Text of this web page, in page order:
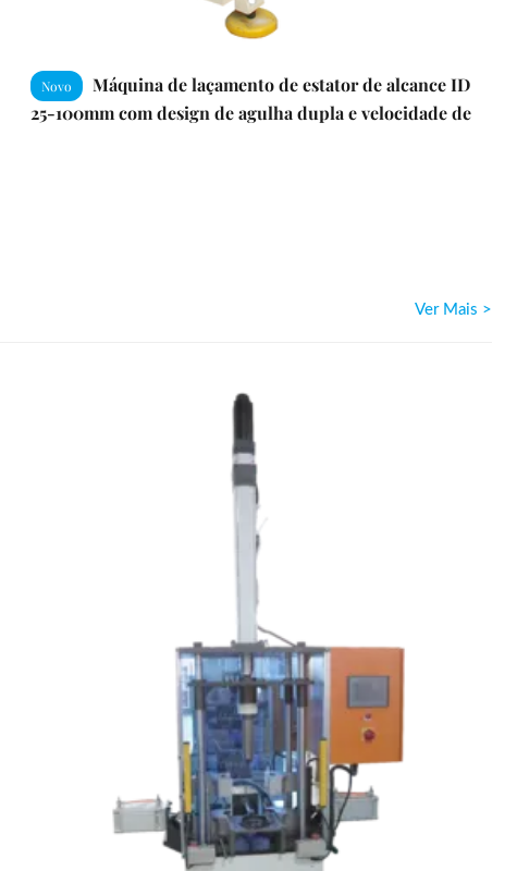
Novo
Máquina de laçamento de estator de alcance ID
25-100mm com design de agulha dupla e velocidade de
Ver Mais >